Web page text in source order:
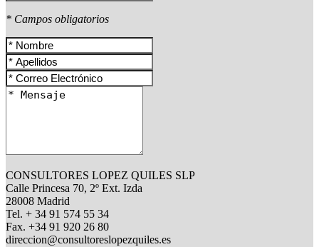
* Campos obligatorios
CONSULTORES LOPEZ QUILES SLP
Calle Princesa 70, 2º Ext. Izda
28008 Madrid
Tel. + 34 91 574 55 34
Fax. +34 91 920 26 80
direccion@consultoreslopezquiles.es